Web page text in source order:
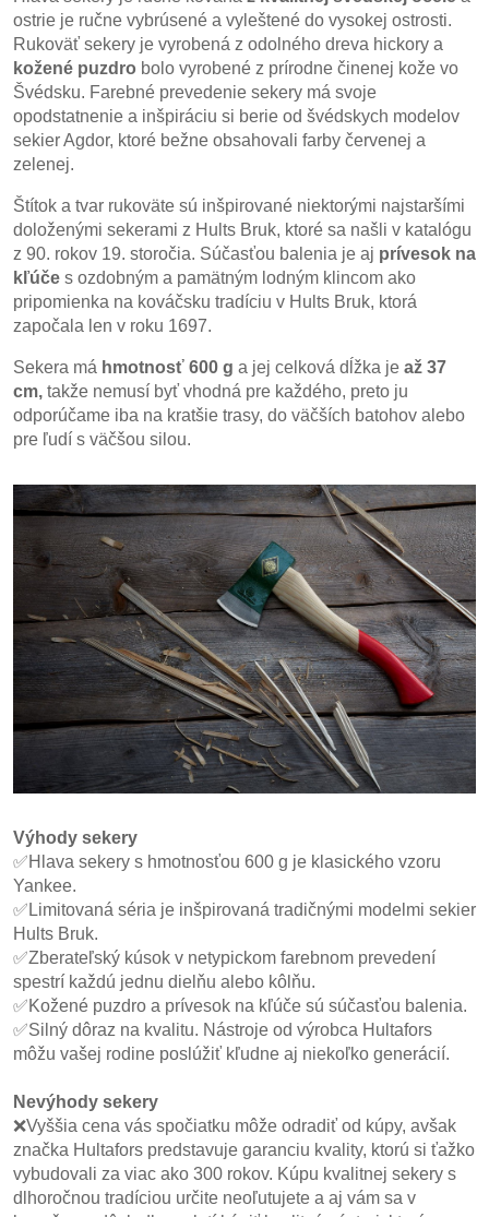
ostrie je ručne vybrúsené a vyleštené do vysokej ostrosti.
Rukoväť sekery je vyrobená z odolného dreva hickory a
kožené puzdro bolo vyrobené z prírodne činenej kože vo
Švédsku. Farebné prevedenie sekery má svoje
opodstatnenie a inšpiráciu si berie od švédskych modelov
sekier Agdor, ktoré bežne obsahovali farby červenej a
zelenej.
Štítok a tvar rukoväte sú inšpirované niektorými najstaršími
doloženými sekerami z Hults Bruk, ktoré sa našli v katalógu
z 90. rokov 19. storočia. Súčasťou balenia je aj prívesok na
kľúče s ozdobným a pamätným lodným klincom ako
pripomienka na kováčsku tradíciu v Hults Bruk, ktorá
započala len v roku 1697.
Sekera má hmotnosť 600 g a jej celková dĺžka je až 37
cm, takže nemusí byť vhodná pre každého, preto ju
odporúčame iba na kratšie trasy, do väčších batohov alebo
pre ľudí s väčšou silou.
Výhody sekery
✅Hlava sekery s hmotnosťou 600 g je klasického vzoru
Yankee.
✅Limitovaná séria je inšpirovaná tradičnými modelmi sekier
Hults Bruk.
✅Zberateľský kúsok v netypickom farebnom prevedení
spestrí každú jednu dielňu alebo kôlňu.
✅Kožené puzdro a prívesok na kľúče sú súčasťou balenia.
✅Silný dôraz na kvalitu. Nástroje od výrobca Hultafors
môžu vašej rodine poslúžiť kľudne aj niekoľko generácií.
Nevýhody sekery
❌Vyššia cena vás spočiatku môže odradiť od kúpy, avšak
značka Hultafors predstavuje garanciu kvality, ktorú si ťažko
vybudovali za viac ako 300 rokov. Kúpu kvalitnej sekery s
dlhoročnou tradíciou určite neoľutujete a aj vám sa v